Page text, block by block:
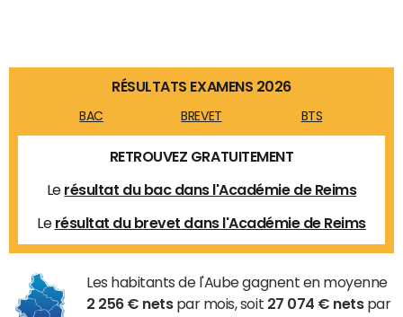
RÉSULTATS EXAMENS 2026
BAC BREVET BTS
RETROUVEZ GRATUITEMENT
Le résultat du bac dans l'Académie de Reims
Le résultat du brevet dans l'Académie de Reims
Les habitants de l'Aube gagnent en moyenne
2 256 € netspar mois, soit 27 074 € netspar